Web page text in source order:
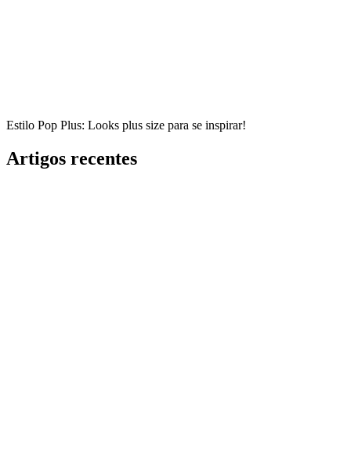
Estilo Pop Plus: Looks plus size para se inspirar!
Artigos recentes